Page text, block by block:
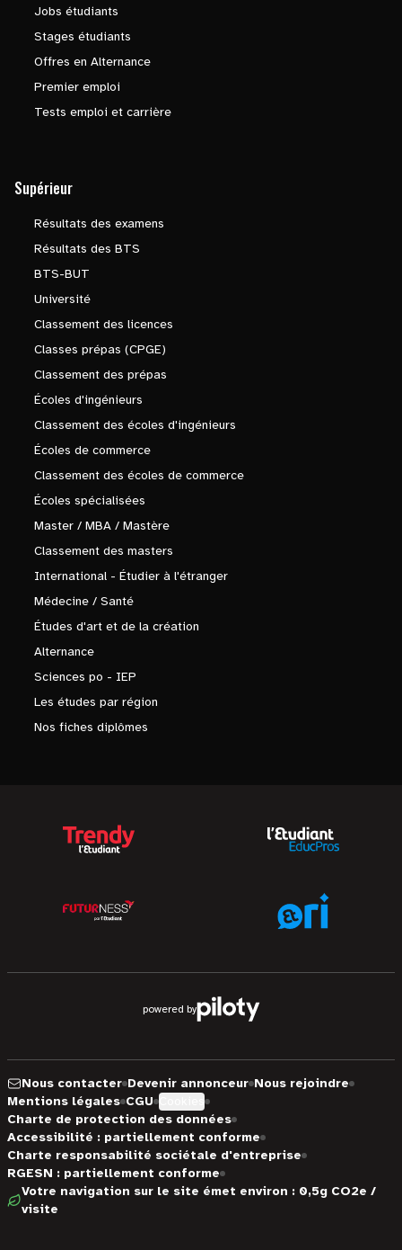
Jobs étudiants
Stages étudiants
Offres en Alternance
Premier emploi
Tests emploi et carrière
Supérieur
Résultats des examens
Résultats des BTS
BTS-BUT
Université
Classement des licences
Classes prépas (CPGE)
Classement des prépas
Écoles d'ingénieurs
Classement des écoles d'ingénieurs
Écoles de commerce
Classement des écoles de commerce
Écoles spécialisées
Master / MBA / Mastère
Classement des masters
International - Étudier à l'étranger
Médecine / Santé
Études d'art et de la création
Alternance
Sciences po - IEP
Les études par région
Nos fiches diplômes
powered by
Nous contacter Devenir annonceur Nous rejoindre
Mentions légales CGU
Charte de protection des données
Accessibilité : partiellement conforme
Charte responsabilité sociétale d'entreprise
RGESN : partiellement conforme
Votre navigation sur le site émet environ : 0,5g CO2e /
visite